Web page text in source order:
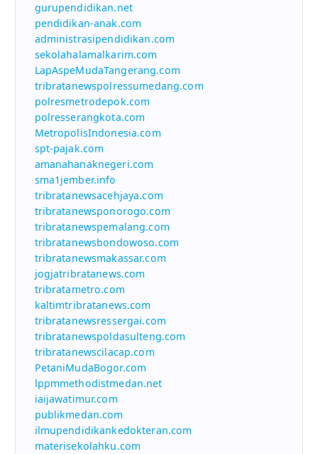
gurupendidikan.net
pendidikan-anak.com
administrasipendidikan.com
sekolahalamalkarim.com
LapAspeMudaTangerang.com
tribratanewspolressumedang.com
polresmetrodepok.com
polresserangkota.com
MetropolisIndonesia.com
spt-pajak.com
amanahanaknegeri.com
sma1jember.info
tribratanewsacehjaya.com
tribratanewsponorogo.com
tribratanewspemalang.com
tribratanewsbondowoso.com
tribratanewsmakassar.com
jogjatribratanews.com
tribratametro.com
kaltimtribratanews.com
tribratanewsressergai.com
tribratanewspoldasulteng.com
tribratanewscilacap.com
PetaniMudaBogor.com
lppmmethodistmedan.net
iaijawatimur.com
publikmedan.com
ilmupendidikankedokteran.com
materisekolahku.com